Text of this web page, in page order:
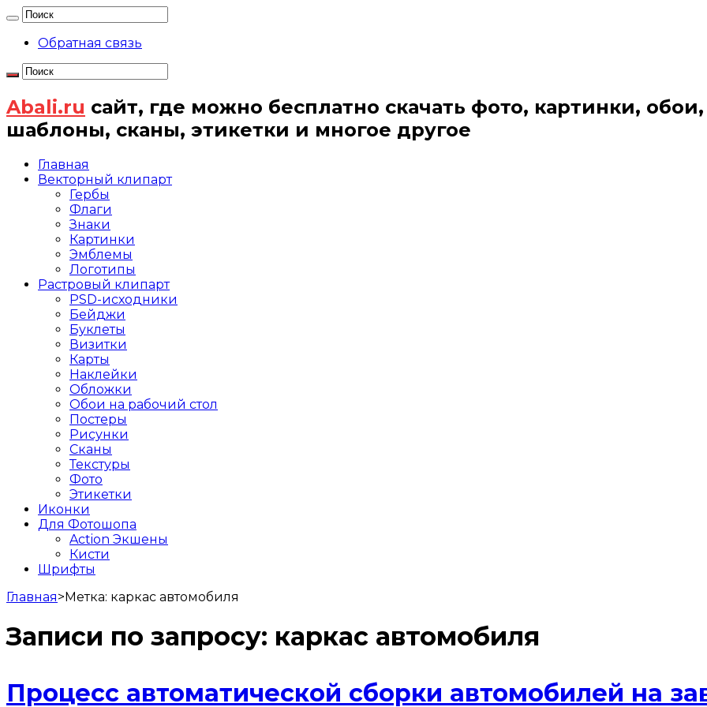
Обратная связь
Abali.ru сайт, где можно бесплатно скачать фото, картинки,
шаблоны, сканы, этикетки и многое другое
Главная
Векторный клипарт
Гербы
Флаги
Знаки
Картинки
Эмблемы
Логотипы
Растровый клипарт
PSD-исходники
Бейджи
Буклеты
Визитки
Карты
Наклейки
Обложки
Обои на рабочий стол
Постеры
Рисунки
Сканы
Текстуры
Фото
Этикетки
Иконки
Для Фотошопа
Action Экшены
Кисти
Шрифты
Главная>Метка: каркас автомобиля
Записи по запросу: каркас автомобиля
Процесс автоматической сборки автомобилей на